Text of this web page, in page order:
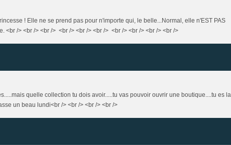
! Elle ne se prend pas pour n'importe qui, le belle...Normal, elle n'EST PAS
<br /> <br /> <br /> <br /> <br /> <br /> <br /> <br /> <br /> <br />
quelle collection tu dois avoir.....tu vas pouvoir ouvrir une boutique....tu es la
un beau lundi<br /> <br /> <br /> <br />